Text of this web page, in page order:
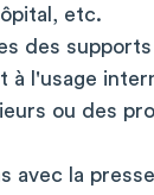
etc.
des
à l'usage
ou des
avec la